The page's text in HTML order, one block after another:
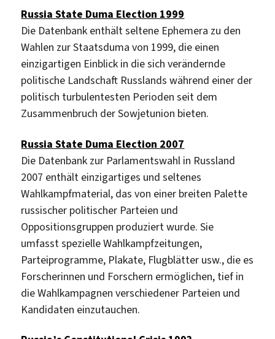
Russia State Duma Election 1999
Die Datenbank enthält seltene Ephemera zu den
Wahlen zur Staatsduma von 1999, die einen
einzigartigen Einblick in die sich verändernde
politische Landschaft Russlands während einer der
politisch turbulentesten Perioden seit dem
Zusammenbruch der Sowjetunion bieten.
Russia State Duma Election 2007
Die Datenbank zur Parlamentswahl in Russland
2007 enthält einzigartiges und seltenes
Wahlkampfmaterial, das von einer breiten Palette
russischer politischer Parteien und
Oppositionsgruppen produziert wurde. Sie
umfasst spezielle Wahlkampfzeitungen,
Parteiprogramme, Plakate, Flugblätter usw., die es
Forscherinnen und Forschern ermöglichen, tief in
die Wahlkampagnen verschiedener Parteien und
Kandidaten einzutauchen.